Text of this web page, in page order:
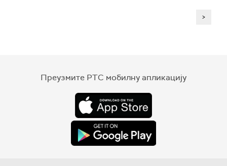
>
Преузмите РТС мобилну апликацију